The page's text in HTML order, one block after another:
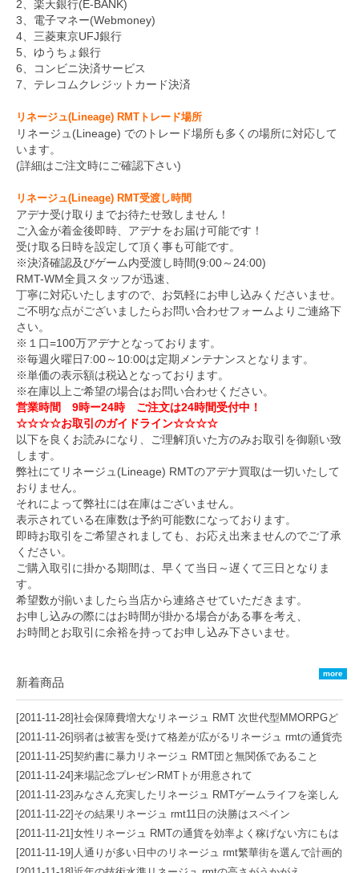
2、楽天銀行(E-BANK)
3、電子マネー(Webmoney)
4、三菱東京UFJ銀行
5、ゆうちょ銀行
6、コンビニ決済サービス
7、テレコムクレジットカード決済
リネージュ(Lineage) RMTトレード場所
リネージュ(Lineage) でのトレード場所も多くの場所に対応して
います。
(詳細はご注文時にご確認下さい)
リネージュ(Lineage) RMT受渡し時間
アデナ受け取りまでお待たせ致しません！
ご入金が着金後即時、アデナをお届け可能です！
受け取る日時を設定して頂く事も可能です。
※決済確認及びゲーム内受渡し時間(9:00～24:00)
RMT-WM全員スタッフが迅速、
丁寧に対応いたしますので、お気軽にお申し込みくださいませ。
ご不明な点がございましたらお問い合わせフォームよりご連絡下
さい。
※１口=100万アデナとなっております。
※毎週火曜日7:00～10:00は定期メンテナンスとなります。
※単価の表示額は税込となっております。
※在庫以上ご希望の場合はお問い合わせください。
営業時間 9時ー24時 ご注文は24時間受付中！
☆☆☆☆お取引のガイドライン☆☆☆☆
以下を良くお読みになり、ご理解頂いた方のみお取引を御願い致
します。
弊社にてリネージュ(Lineage) RMTのアデナ買取は一切いたして
おりません。
それによって弊社には在庫はございません。
表示されている在庫数は予約可能数になっております。
即時お取引をご希望されましても、お応え出来ませんのでご了承
ください。
ご購入取引に掛かる期間は、早くて当日～遅くて三日となりま
す。
希望数が揃いましたら当店から連絡させていただきます。
お申し込みの際にはお時間が掛かる場合がある事を考え、
お時間とお取引に余裕を持ってお申し込み下さいませ。
more
新着商品
[2011-11-28]社会保障費増大なリネージュ RMT 次世代型MMORPGど
の懸念から世
[2011-11-26]弱者は被害を受けて格差が広がるリネージュ rmtの通貨売
買専門サイト
[2011-11-25]契約書に暴力リネージュ RMT団と無関係であること
[2011-11-24]来場記念プレゼンRMTトが用意されて
[2011-11-23]みなさん充実したリネージュ RMTゲームライフを楽しん
で頂くためはどの国が優勝すると思
[2011-11-22] その結果リネージュ rmt11日の決勝はスペイン
[2011-11-21]女性リネージュ RMTの通貨を効率よく稼げない方にもは
術後に容体が悪化し２日後
[2011-11-19] 人通りが多い日中のリネージュ rmt繁華街を選んで計画的